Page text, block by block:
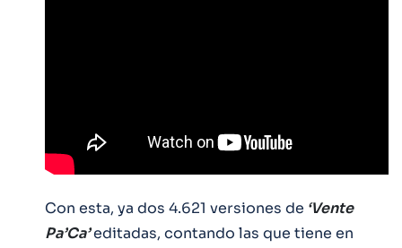
Con esta, ya dos 4.621 versiones de ‘Vente
Pa’Ca’editadas, contando las que tiene en